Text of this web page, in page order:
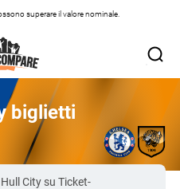
superare il valore nominale.
biglietti
City su Ticket-